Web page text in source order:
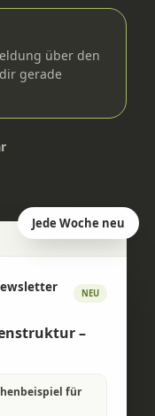
über den
gerade
NEU
–
für
Jede Woche neu